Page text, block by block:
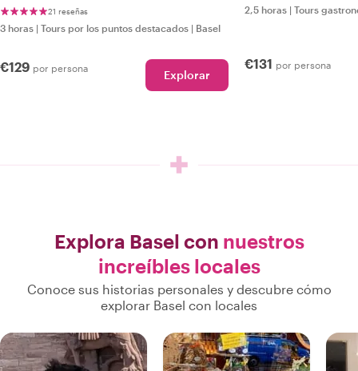
21 reseñas
3 horas | Tours por los puntos destacados | Basel
€129 por persona Explorar
2,5 horas | Tours
€131 por persona
Explora Basel con nuestros
increíbles locales
Conoce sus historias personales y descubre cómo
explorar Basel con locales